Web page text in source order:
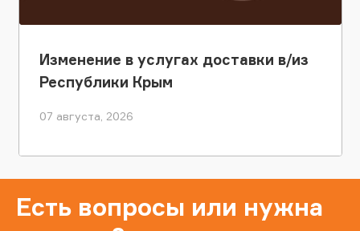
Изменение в услугах доставки в/из
Республики Крым
07 августа, 2026
Есть вопросы или нужна